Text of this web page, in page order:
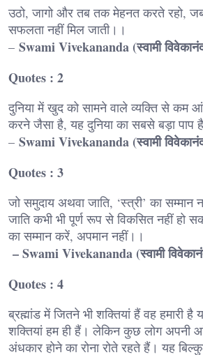
उठो, जागो और तब तक मेहनत करते रहो,
सफलता नहीं मिल जाती।।
– Swami Vivekananda (स्वामी
Quotes : 2
दुनिया में खुद को सामने वाले व्यक्ति से कम
करने जैसा है, यह दुनिया का सबसे बड़ा पाप
– Swami Vivekananda (स्वामी
Quotes : 3
जो समुदाय अथवा जाति, ‘स्त्री’ का
जाति कभी भी पूर्ण रूप से विकसित नहीं हो
का सम्मान करें, अपमान नहीं।।
– Swami Vivekananda (स्वामी
Quotes : 4
ब्रह्मांड में जितने भी शक्तियां हैं वह हमारी है
शक्तियां हम ही हैं। लेकिन कुछ लोग अपनी
अंधकार होने का रोना रोते रहते हैं। यह